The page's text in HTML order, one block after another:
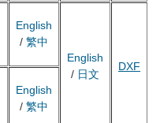
English
/ 繁中
English
/ 日文
DXF
English
/ 繁中